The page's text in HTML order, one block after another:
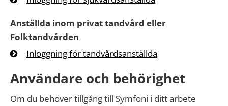
Anställda inom privat tandvård eller
Folktandvården
Inloggning för tandvårdsanställda
Användare och behörighet
Om du behöver tillgång till Symfoni i ditt arbete